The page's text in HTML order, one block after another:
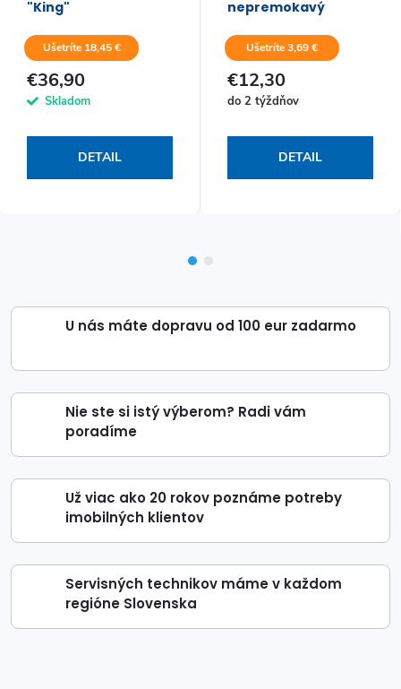
"King"
Ušetríte 18,45 €
€36,90
Skladom
DETAIL
nepremokavý
Ušetríte 3,69 €
€12,30
do 2 týždňov
DETAIL
U nás máte dopravu od 100 eur zadarmo
Nie ste si istý výberom? Radi vám
poradíme
Už viac ako 20 rokov poznáme potreby
imobilných klientov
Servisných technikov máme v každom
regióne Slovenska